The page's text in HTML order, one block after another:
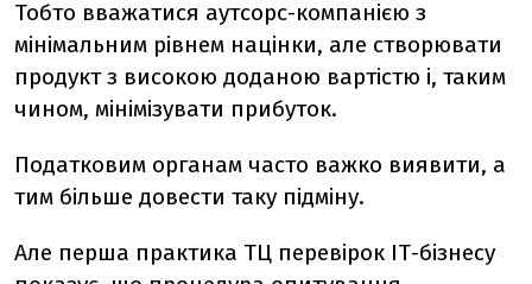
Тобто вважатися аутсорс-компанією з
мінімальним рівнем націнки, але створювати
продукт з високою доданою вартістю і, таким
чином, мінімізувати прибуток.
Податковим органам часто важко виявити, а
тим більше довести таку підміну.
Але перша практика ТЦ перевірок ІТ-бізнесу